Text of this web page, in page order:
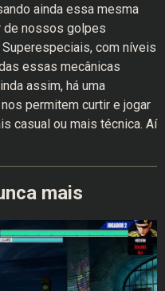
ainda essa mesma
de nossos golpes
com níveis
essas mecânicas
assim, há uma
permitem curtir e jogar
casual ou mais técnica. Aí
mais